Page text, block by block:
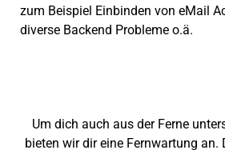
zum Beispiel Einbinden von eMail
diverse Backend Probleme o.ä.
Um dich auch aus der Ferne
bieten wir dir eine Fernwartung